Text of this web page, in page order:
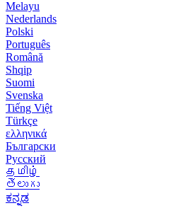
Melayu
Nederlands
Polski
Português
Română
Shqip
Suomi
Svenska
Tiếng Việt
Türkçe
ελληνικά
Български
Русский
தமிழ்
తెలుగు
ಕನ್ನಡ